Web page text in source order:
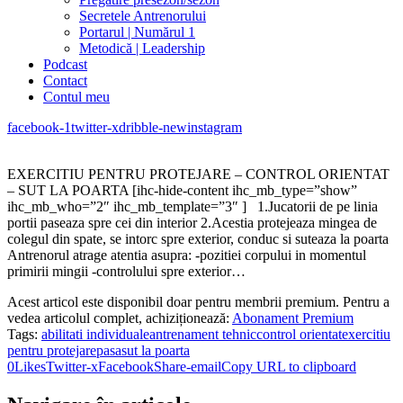
Secretele Antrenorului
Portarul | Numărul 1
Metodică | Leadership
Podcast
Contact
Contul meu
facebook-1twitter-xdribble-newinstagram
EXERCITIU PENTRU PROTEJARE – CONTROL ORIENTAT
– SUT LA POARTA [ihc-hide-content ihc_mb_type=”show”
ihc_mb_who=”2″ ihc_mb_template=”3″ ] 1.Jucatorii de pe linia
portii paseaza spre cei din interior 2.Acestia protejeaza mingea de
colegul din spate, se intorc spre exterior, conduc si suteaza la poarta
Antrenorul atrage atentia asupra: -pozitiei corpului in momentul
primirii mingii -controlului spre exterior…
Acest articol este disponibil doar pentru membrii premium. Pentru a
vedea articolul complet, achiziționează: Abonament Premium
Tags: abilitati individualeantrenament tehniccontrol orientatexercitiu
pentru protejarepasasut la poarta
0LikesTwitter-xFacebookShare-emailCopy URL to clipboard